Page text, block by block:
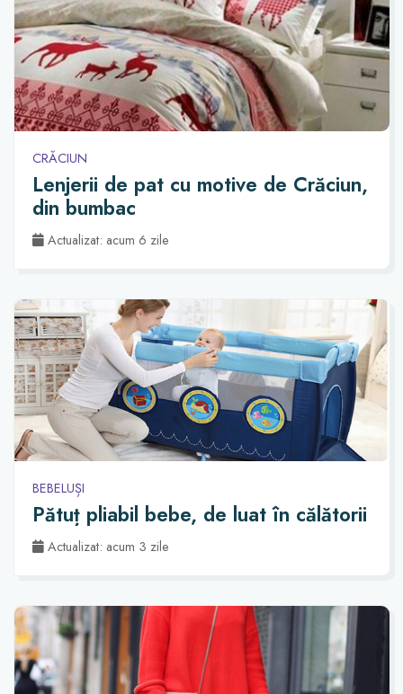
CRĂCIUN
Lenjerii de pat cu motive de Crăciun,
din bumbac
Actualizat: acum 6 zile
BEBELUȘI
Pătuț pliabil bebe, de luat în călătorii
Actualizat: acum 3 zile